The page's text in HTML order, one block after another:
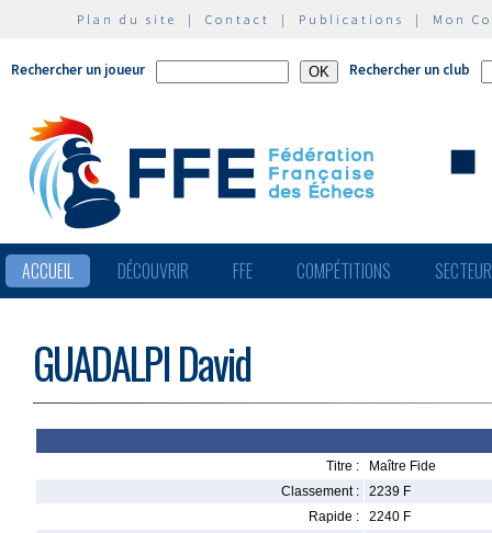
Plan du site | Contact | Publications | Mon
Rechercher un joueur Rechercher un club
ACCUEIL DÉCOUVRIR FFE COMPÉTITIONS
GUADALPI David
Titre :
Maître Fide
Classement :
2239 F
Rapide :
2240 F